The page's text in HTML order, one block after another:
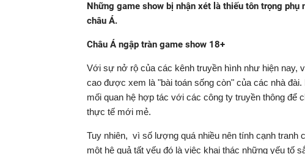
Những game show bị nhận xét là thiếu tôn trọng
châu Á.
Châu Á ngập tràn game show 18+
Với sự nở rộ của các kênh truyền hình như hiện nay,
cao được xem là "bài toán sống còn" của các nhà
mối quan hệ hợp tác với các công ty truyền thông
thực tế mới mẻ.
Tuy nhiên, vì số lượng quá nhiều nên tính cạnh
một hệ quả tất yếu đó là việc khai thác những yếu tố